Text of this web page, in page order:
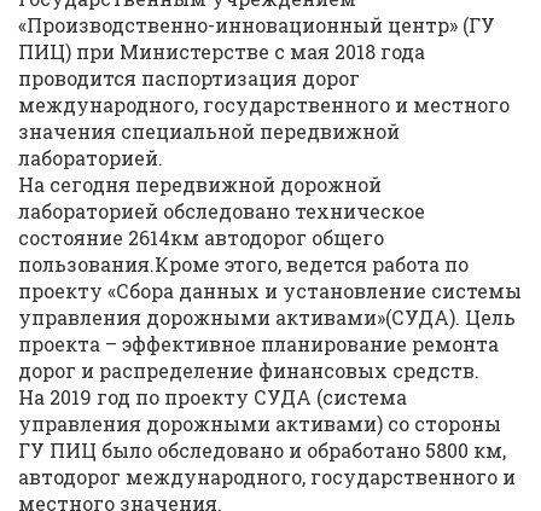
«Производственно-инновационный центр» (ГУ
ПИЦ) при Министерстве с мая 2018 года
проводится паспортизация дорог
международного, государственного и местного
значения специальной передвижной
лабораторией.
На сегодня передвижной дорожной
лабораторией обследовано техническое
состояние 2614км автодорог общего
пользования.Кроме этого, ведется работа по
проекту «Сбора данных и установление системы
управления дорожными активами»(СУДА). Цель
проекта – эффективное планирование ремонта
дорог и распределение финансовых средств.
На 2019 год по проекту СУДА (система
управления дорожными активами) со стороны
ГУ ПИЦ было обследовано и обработано 5800 км,
автодорог международного, государственного и
местного значения.